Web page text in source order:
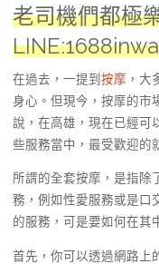
老司機們都極
LINE:1688inwa
在過去，一提到按摩 ，大
身心。但現今，按摩的市
說，在高雄，現在已經可
些服務當中，最受歡迎的
所謂的全套按摩，是指除
務，例如性愛服務或是口
的服務，可是要如何在其
首先，你可以透過網路上